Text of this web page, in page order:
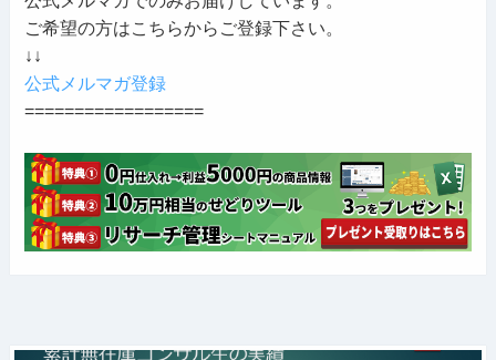
ご希望の方はこちらからご登録下さい。
↓↓
公式メルマガ登録
==================